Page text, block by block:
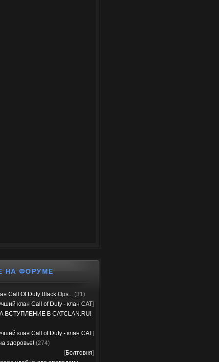
НА ФОРУМЕ
Call Of Duty Black Ops... (31)
клан Call of Duty - клан CAT]
ВСТУПЛЕНИЕ В CATCLAN.RU!
клан Call of Duty - клан CAT]
здоровье! (274)
[Болтовня]